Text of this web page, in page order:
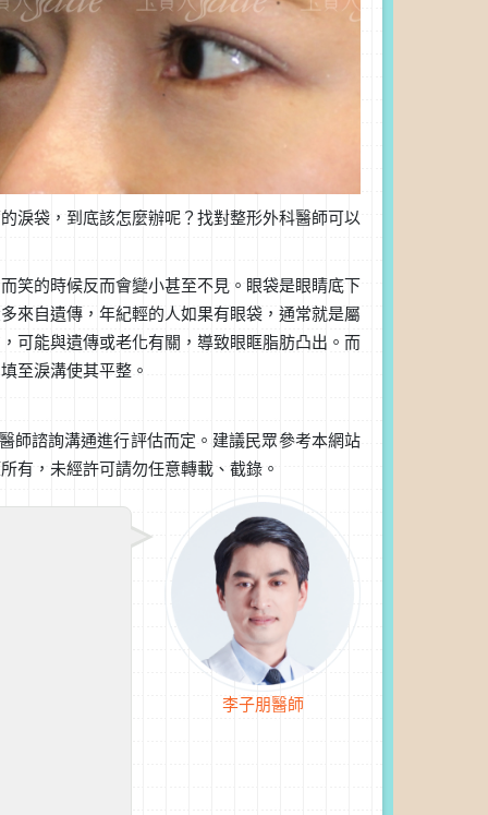
淚袋，到底該怎麼辦呢？找對整形外科醫師可以
笑的時候反而會變小甚至不見。眼袋是眼睛底下
來自遺傳，年紀輕的人如果有眼袋，通常就是屬
可能與遺傳或老化有關，導致眼眶脂肪凸出。而
至淚溝使其平整。
師諮詢溝通進行評估而定。建議民眾參考本網站
有，未經許可請勿任意轉載、截錄。
李子朋醫師